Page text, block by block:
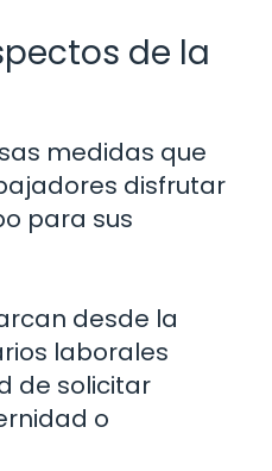
de la
medidas que
disfrutar
para sus
desde la
laborales
de solicitar
o